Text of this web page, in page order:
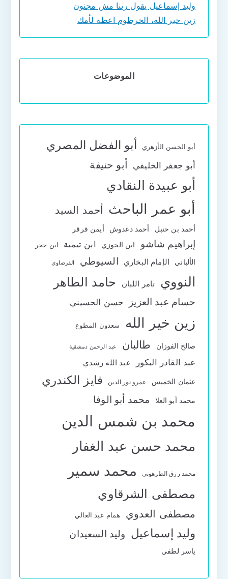
وليد إسماعيل يقول ربنا مش مجنون
زين خير الله، الخرطوم اعطه لأمك
الموضوعات
أبو الحسن الأزهري أبو الفضل المصري
أبو جعفر الخليفي أبو حنيفة
أبو عبيدة النقادي
أبو عمر الباحث أحمد السيد
أحمد بن حنبل أحمد دعدوش أيمن قرقر
إبراهيم شاشو ابن الجوزي ابن تيمية ابن حجر
الألباني الإمام البخاري السيوطي القرضاوي
النووي تامر اللبان حامد الطاهر
حسام عبد العزيز حسن الحسيني
زين خير الله سعدون المطوع
صالح الفوزان طالبان عبد الرحمن دمشقية
عبد القادر البكور عبد الله رشدي
عثمان الخميس عمرو نور الدين فايز الكندري
محمد أبو العلا محمد أبو الوفا
محمد بن شمس الدين
محمد حسن عبد الغفار
محمد رزق الطرهوني محمد سمير
مصطفى الشرقاوي
مصطفى العدوي همام عبد العالي
وليد إسماعيل وليد السعيدان
ياسر لطفي